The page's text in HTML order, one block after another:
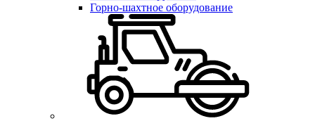
Горно-шахтное оборудование